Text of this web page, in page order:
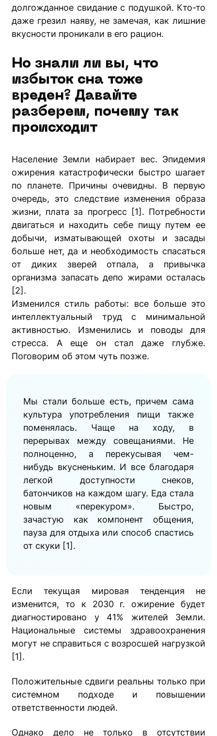
долгожданное свидание с подушкой. Кто-то
даже грезил наяву, не замечая, как лишние
вкусности проникали в его рацион.
Но знали ли вы, что
избыток сна тоже
вреден? Давайте
разберем, почему так
происходит
Население Земли набирает вес. Эпидемия
ожирения катастрофически быстро шагает
по планете. Причины очевидны. В первую
очередь, это следствие изменения образа
жизни, плата за прогресс [1]. Потребности
двигаться и находить себе пищу путем ее
добычи, изматывающей охоты и засады
больше нет, да и необходимость спасаться
от диких зверей отпала, а привычка
организма запасать депо жирами осталась
[2].
Изменился стиль работы: все больше это
интеллектуальный труд с минимальной
активностью. Изменились и поводы для
стресса. А еще он стал даже глубже.
Поговорим об этом чуть позже.
Мы стали больше есть, причем сама
культура употребления пищи также
поменялась. Чаще на ходу, в
перерывах между совещаниями. Не
полноценно, а перекусывая чем-
нибудь вкусненьким. И все благодаря
легкой доступности снеков,
батончиков на каждом шагу. Еда стала
новым «перекуром». Быстро,
зачастую как компонент общения,
пауза для отдыха или способ спастись
от скуки [1].
Если текущая мировая тенденция не
изменится, то к 2030 г. ожирение будет
диагностировано у 41% жителей Земли.
Национальные системы здравоохранения
могут не справиться с возросшей нагрузкой
[1].
Положительные сдвиги реальны только при
системном подходе и повышении
ответственности людей.
Однако дело не только в отсутствии